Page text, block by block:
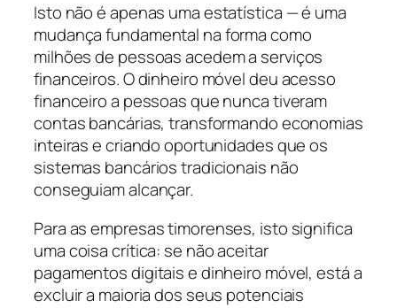
Isto não é apenas uma estatística — é uma
mudança fundamental na forma como
milhões de pessoas acedem a serviços
financeiros. O dinheiro móvel deu acesso
financeiro a pessoas que nunca tiveram
contas bancárias, transformando economias
inteiras e criando oportunidades que os
sistemas bancários tradicionais não
conseguiam alcançar.
Para as empresas timorenses, isto significa
uma coisa crítica: se não aceitar
pagamentos digitais e dinheiro móvel, está a
excluir a maioria dos seus potenciais